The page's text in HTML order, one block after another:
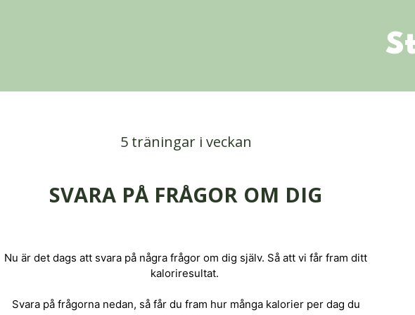
5 träningar i veckan
SVARA PÅ FRÅGOR OM DIG
Nu är det dags att svara på några frågor om dig själv. Så att vi får fram ditt
kaloriresultat.
Svara på frågorna nedan, så får du fram hur många kalorier per dag du